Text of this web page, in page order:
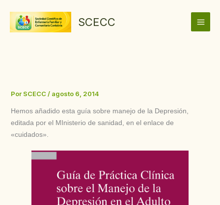
contenido
SCECC
Por SCECC / agosto 6, 2014
Hemos añadido esta guía sobre manejo de la Depresión,
editada por el MInisterio de sanidad, en el enlace de
«cuidados».